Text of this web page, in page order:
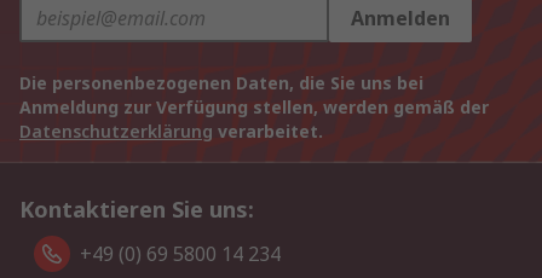
Anmelden
Die personenbezogenen Daten, die Sie uns bei
Anmeldung zur Verfügung stellen, werden gemäß der
Datenschutzerklärung verarbeitet.
Kontaktieren Sie uns:
+49 (0) 69 5800 14 234